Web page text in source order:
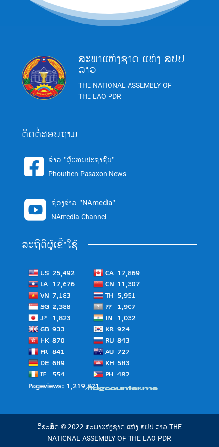
ສະພາແຫ່ງຊາດ ແຫ່ງ ສປປ
ລາວ
THE NATIONAL ASSEMBLY OF
THE LAO PDR
ຕິດຕໍ່ສອບຖາມ
 ຂ່າວ "ຜູ້ແທນປະຊາຊົນ"
Phouthen Pasaxon News
 ຊ່ອງຂ່າວ "NAmedia"
NAmedia Channel
ສະຖິຕິຜູ້ເຂົ້າໃຊ້
ລິຂະສິດ © 2022 ສະພາແຫ່ງຊາດ ແຫ່ງ ສປປ ລາວ THE
NATIONAL ASSEMBLY OF THE LAO PDR